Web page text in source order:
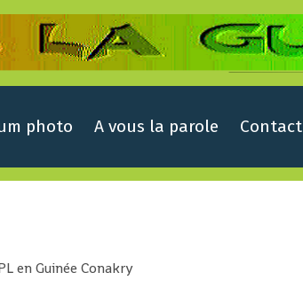
photo A vous la parole Contact
en Guinée Conakry